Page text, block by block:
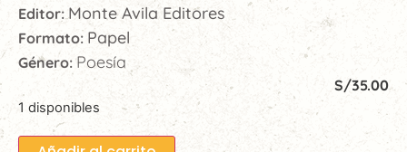
Editor:Monte Avila Editores
Formato: Papel
Género:Poesía
S/35.00
1 disponibles